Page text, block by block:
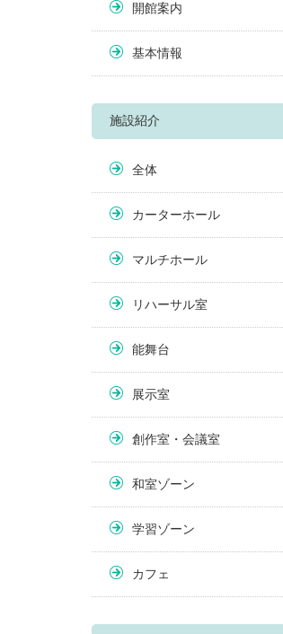
開館案内
基本情報
施設紹介
全体
カーターホール
マルチホール
リハーサル室
能舞台
展示室
創作室・会議室
和室ゾーン
学習ゾーン
カフェ